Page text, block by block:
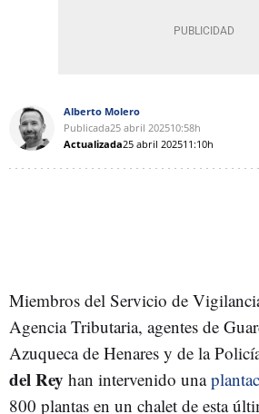
Alberto Molero
Publicada25 abril 202510:58h
Actualizada25 abril 202511:10h
Miembros del Servicio de
Agencia Tributaria, agentes de
Azuqueca de Henares y de la
del Rey han intervenido una
800 plantas en un chalet de esta